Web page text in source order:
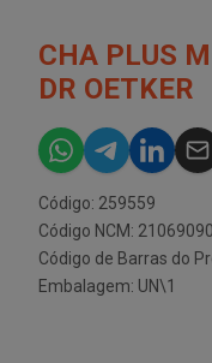
CHA PLUS
DR OETKER
Código: 259559
Código NCM: 21069090
Código de Barras do
Embalagem: UN\1